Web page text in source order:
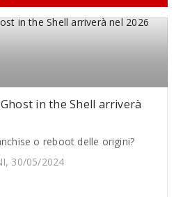
in the Shell arriverà
o reboot delle origini?
30/05/2024